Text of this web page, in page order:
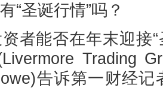
圣诞行情”吗？
能否在年末迎接“
Trading
告诉第一财经记